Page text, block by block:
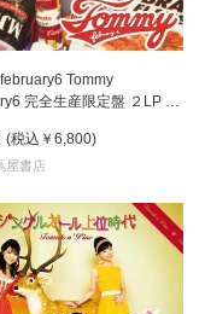
Tommy
完全生産限定盤 ２LP ア
(税込 ￥6,800)
屋書店